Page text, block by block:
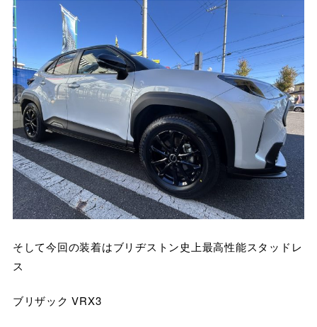
そして今回の装着はブリヂストン史上最高性能スタッドレ
ス
ブリザック VRX3